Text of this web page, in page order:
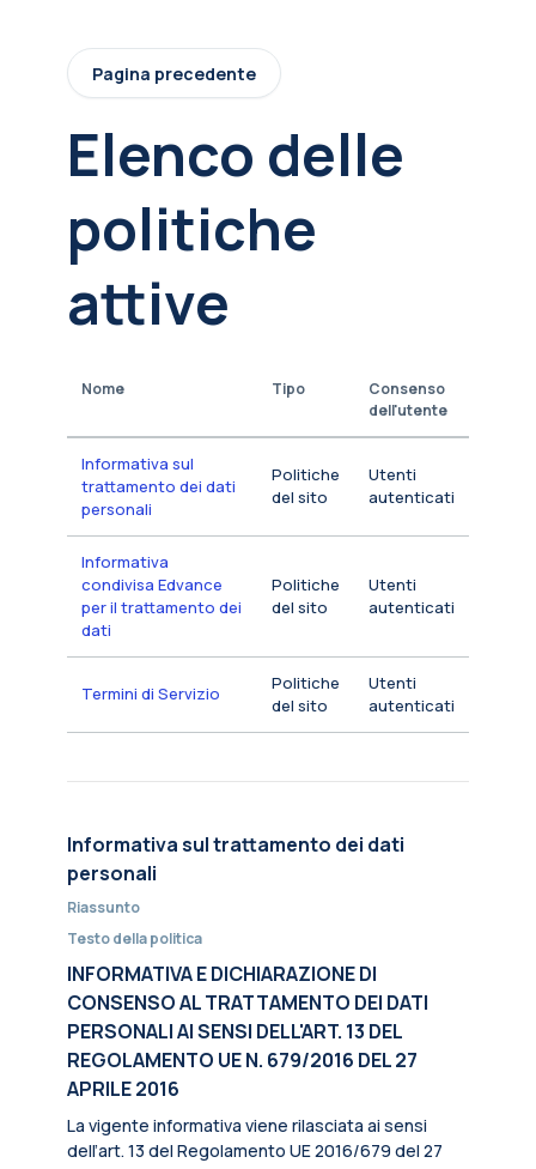
Pagina precedente
Elenco delle
politiche
attive
Nome Tipo
Consenso
dell'utente
Informativa sul
trattamento dei dati
personali
Politiche
del sito
Utenti
autenticati
Informativa
condivisa Edvance
per il trattamento dei
dati
Politiche
del sito
Utenti
autenticati
Termini di Servizio
Politiche
del sito
Utenti
autenticati
Informativa sul trattamento dei dati
personali
Riassunto
Testo della politica
INFORMATIVA E DICHIARAZIONE DI
CONSENSO AL TRATTAMENTO DEI DATI
PERSONALI AI SENSI DELL'ART. 13 DEL
REGOLAMENTO UE N. 679/2016 DEL 27
APRILE 2016
La vigente informativa viene rilasciata ai sensi
dell’art. 13 del Regolamento UE 2016/679 del 27